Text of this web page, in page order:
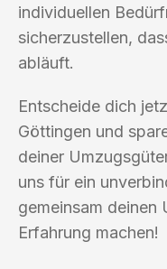
individuellen
sicherzustellen,
abläuft.
Entscheide dich
Göttingen und
deiner
uns für ein
gemeinsam deinen
Erfahrung machen!